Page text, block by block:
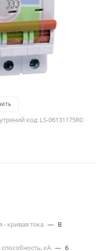
код: LS-06131175R0
- кривая тока — B
кА — 6